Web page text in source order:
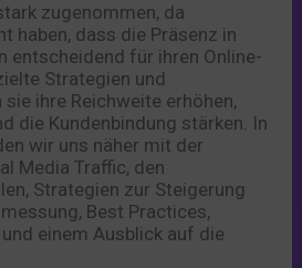
zugenommen, da
haben, dass die Präsenz in
entscheidend für ihren Online-
Strategien und
ihre Reichweite erhöhen,
die Kundenbindung stärken. In
wir uns näher mit der
Media Traffic, den
Strategien zur Steigerung
Best Practices,
einem Ausblick auf die